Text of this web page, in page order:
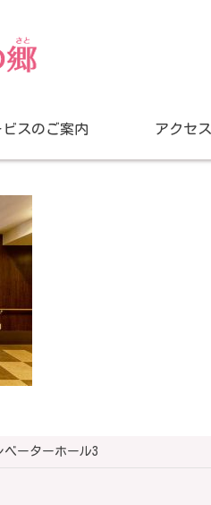
ビスのご案内 アクセス
ベーターホール3